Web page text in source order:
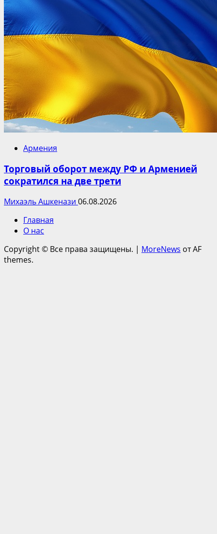
Армения
Торговый оборот между РФ и Арменией
сократился на две трети
Михаэль Ашкенази 06.08.2026
Главная
О нас
Copyright © Все права защищены. | MoreNews от AF
themes.